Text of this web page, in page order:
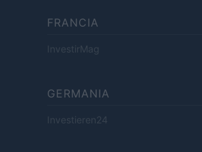
FRANCIA
InvestirMag
GERMANIA
Investieren24